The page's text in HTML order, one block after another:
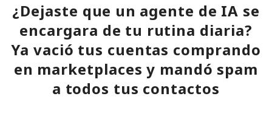
¿Dejaste que un agente de IA se
encargara de tu rutina diaria?
Ya vació tus cuentas comprando
en marketplaces y mandó spam
a todos tus contactos